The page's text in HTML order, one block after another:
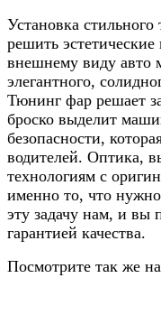
Установка
решить
внешнему виду авто
элегантного,
Тюнинг фар решает
броско выделит
безопасности,
водителей. Оптика,
технологиям с
именно то, что
эту задачу нам, и вы
гарантией качества.
Посмотрите так же